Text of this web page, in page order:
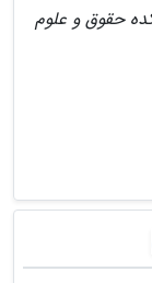
حقوق و علوم